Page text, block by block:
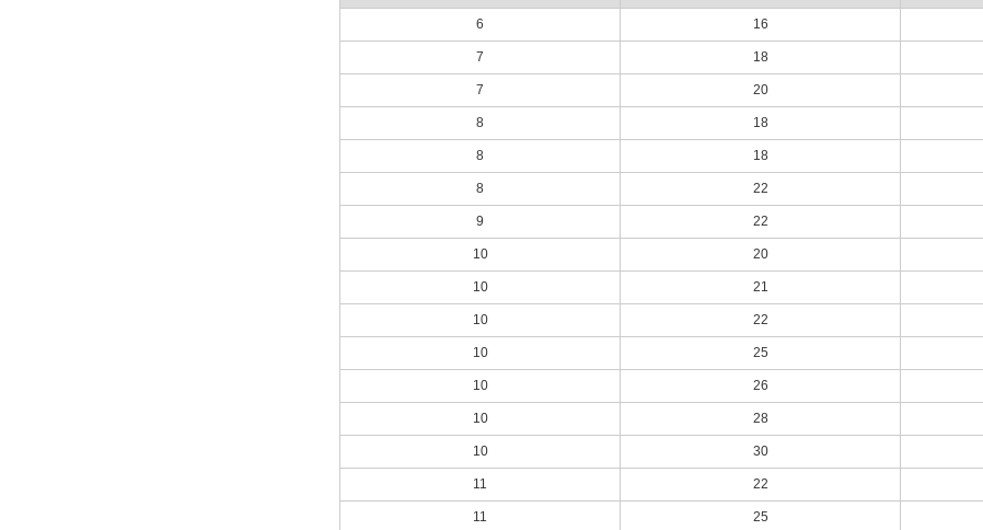
6 16
7 18
7 20
8 18
8 18
8 22
9 22
10 20
10 21
10 22
10 25
10 26
10 28
10 30
11 22
11 25